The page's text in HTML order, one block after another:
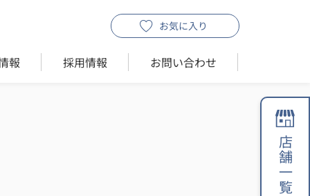
お気に入り
報 採用情報 お問い合わせ
店舗一覧